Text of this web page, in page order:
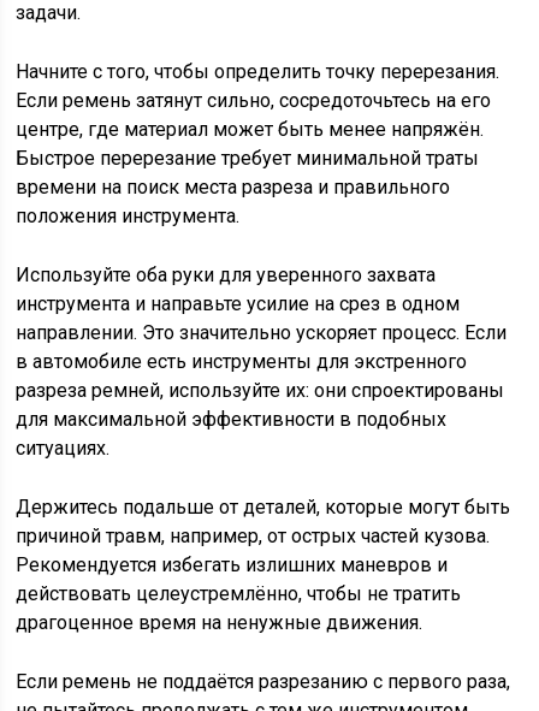
задачи.
Начните с того, чтобы определить точку перерезания.
Если ремень затянут сильно, сосредоточьтесь на его
центре, где материал может быть менее напряжён.
Быстрое перерезание требует минимальной траты
времени на поиск места разреза и правильного
положения инструмента.
Используйте оба руки для уверенного захвата
инструмента и направьте усилие на срез в одном
направлении. Это значительно ускоряет процесс. Если
в автомобиле есть инструменты для экстренного
разреза ремней, используйте их: они спроектированы
для максимальной эффективности в подобных
ситуациях.
Держитесь подальше от деталей, которые могут быть
причиной травм, например, от острых частей кузова.
Рекомендуется избегать излишних маневров и
действовать целеустремлённо, чтобы не тратить
драгоценное время на ненужные движения.
Если ремень не поддаётся разрезанию с первого раза,